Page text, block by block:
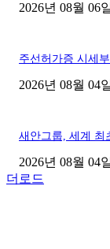
2026년 08월 06
주선허가증 시세
2026년 08월 04
새안그룹, 세계 최
2026년 08월 04
더로드